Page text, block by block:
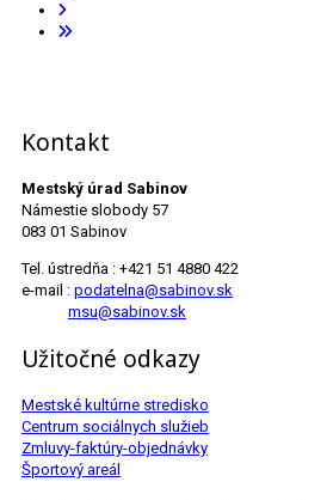
Kontakt
Mestský úrad Sabinov
Námestie slobody 57
083 01 Sabinov
Tel. ústredňa : +421 51 4880 422
e-mail : podatelna@sabinov.sk
msu@sabinov.sk
Užitočné odkazy
Mestské kultúrne stredisko
Centrum sociálnych služieb
Zmluvy-faktúry-objednávky
Športový areál